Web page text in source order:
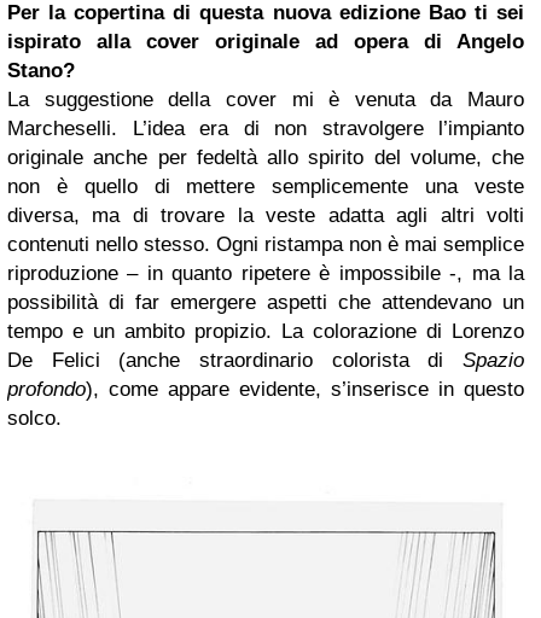
Per la copertina di questa nuova edizione Bao ti sei
ispirato alla cover originale ad opera di Angelo
Stano?
La suggestione della cover mi è venuta da Mauro
Marcheselli. L’idea era di non stravolgere l’impianto
originale anche per fedeltà allo spirito del volume, che
non è quello di mettere semplicemente una veste
diversa, ma di trovare la veste adatta agli altri volti
contenuti nello stesso. Ogni ristampa non è mai semplice
riproduzione – in quanto ripetere è impossibile -, ma la
possibilità di far emergere aspetti che attendevano un
tempo e un ambito propizio. La colorazione di Lorenzo
De Felici (anche straordinario colorista di Spazio
profondo), come appare evidente, s’inserisce in questo
solco.